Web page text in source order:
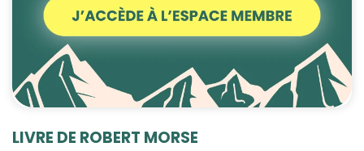
LIVRE DE ROBERT MORSE